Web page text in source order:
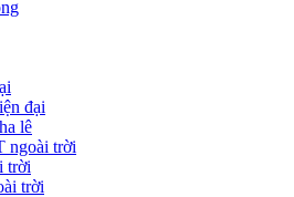
đại
lê
ngoài trời
trời
trời